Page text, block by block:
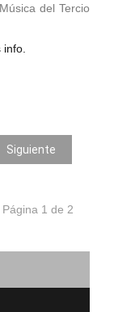
del Tercio
Siguiente
Página 1 de 2